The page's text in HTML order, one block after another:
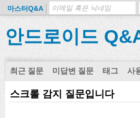
마스터Q&A
안드로이드
최근 질문 미답변 질문 태그 사
스크롤 감지 질문입니다